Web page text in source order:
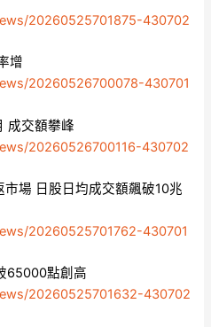
20260525701875-430702
增
20260526700078-430701
成交額攀峰
20260526700116-430702
場 日股日均成交額飆破10兆
20260525701762-430701
65000點創高
20260525701632-430702